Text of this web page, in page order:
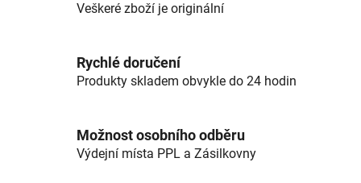
Veškeré zboží je originální
Rychlé doručení
Produkty skladem obvykle do 24 hodin
Možnost osobního odběru
Výdejní místa PPL a Zásilkovny